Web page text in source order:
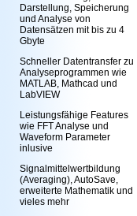
Darstellung, Speicherung
und Analyse von
Datensätzen mit bis zu 4
Gbyte
Schneller Datentransfer zu
Analyseprogrammen wie
MATLAB, Mathcad und
LabVIEW
Leistungsfähige Features
wie FFT Analyse und
Waveform Parameter
inlusive
Signalmittelwertbildung
(Averaging), AutoSave,
erweiterte Mathematik und
vieles mehr